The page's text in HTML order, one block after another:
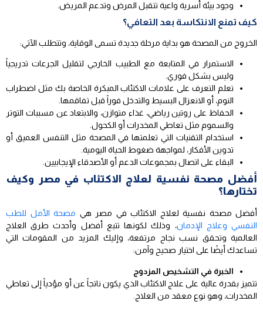
وجود بيئة أسرية واعية تتقبل المرض وتدعم المريض.
كيف تمنع الانتكاسة بعد التعافي؟
الخروج من المصحة هو بداية مرحلة جديدة تسمى الوقاية، وتتطلب الآتي:
الاستمرار في المتابعة مع الطبيب الخارجي لتقليل الجرعات تدريجياً
وليس بشكل فوري.
تعلم التعرف على علامات الاكتئاب المبكرة الخاصة بك مثل اضطراب
النوم، أو الانعزال البسيط والتدخل فوراً قبل تفاقمها.
الحفاظ على روتين رياضي، غذاء متوازن، والابتعاد عن مسببات التوتر
والسموم مثل تعاطي المخدرات أو الكحول.
استخدام التقنيات التي تعلمتها في المصحة مثل التنفس العميق أو
تدوين الأفكار، لمواجهة ضغوط الحياة اليومية.
البقاء على اتصال بمجموعات الدعم أو الأصدقاء الإيجابيين.
أفضل مصحة نفسية لعلاج الاكتئاب في مصر وكيف
تختارها؟
أفضل مصحة نفسية لعلاج الاكتئاب في مصر هي مصحة الأمل للطب
النفسي وعلاج الإدمان، وذلك لكونها تتبع أفضل وأحدث طرق العلاج
العالمية وتحقق نسب نجاح مرتفعة، وإليك المزيد من المقومات التي
تساعدك أيضًا على اختيار صحيح وآمن:
الخبرة في التشخيص المزدوج
تتميز بقدرة عالية على علاج الاكتئاب الذي يكون ناتجاً عن أو مؤدياً إلى تعاطي
المخدرات، وهو نوع معقد من العلاج.